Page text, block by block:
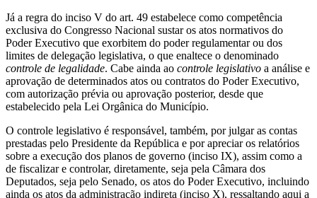
Já a regra do inciso V do art. 49 estabelece como competência
exclusiva do Congresso Nacional sustar os atos normativos do
Poder Executivo que exorbitem do poder regulamentar ou dos
limites de delegação legislativa, o que enaltece o denominado
controle de legalidade. Cabe ainda ao controle legislativo a análise e
aprovação de determinados atos ou contratos do Poder Executivo,
com autorização prévia ou aprovação posterior, desde que
estabelecido pela Lei Orgânica do Município.
O controle legislativo é responsável, também, por julgar as contas
prestadas pelo Presidente da República e por apreciar os relatórios
sobre a execução dos planos de governo (inciso IX), assim como a
de fiscalizar e controlar, diretamente, seja pela Câmara dos
Deputados, seja pelo Senado, os atos do Poder Executivo, incluindo
ainda os atos da administração indireta (inciso X), ressaltando aqui a